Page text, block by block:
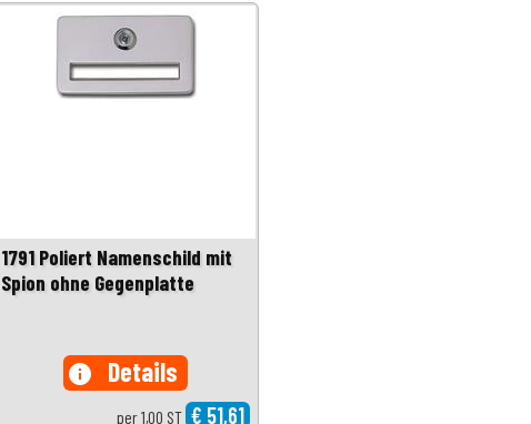
1791 Poliert Namenschild mit
Spion ohne Gegenplatte
info Details
per 1,00 ST € 51,61